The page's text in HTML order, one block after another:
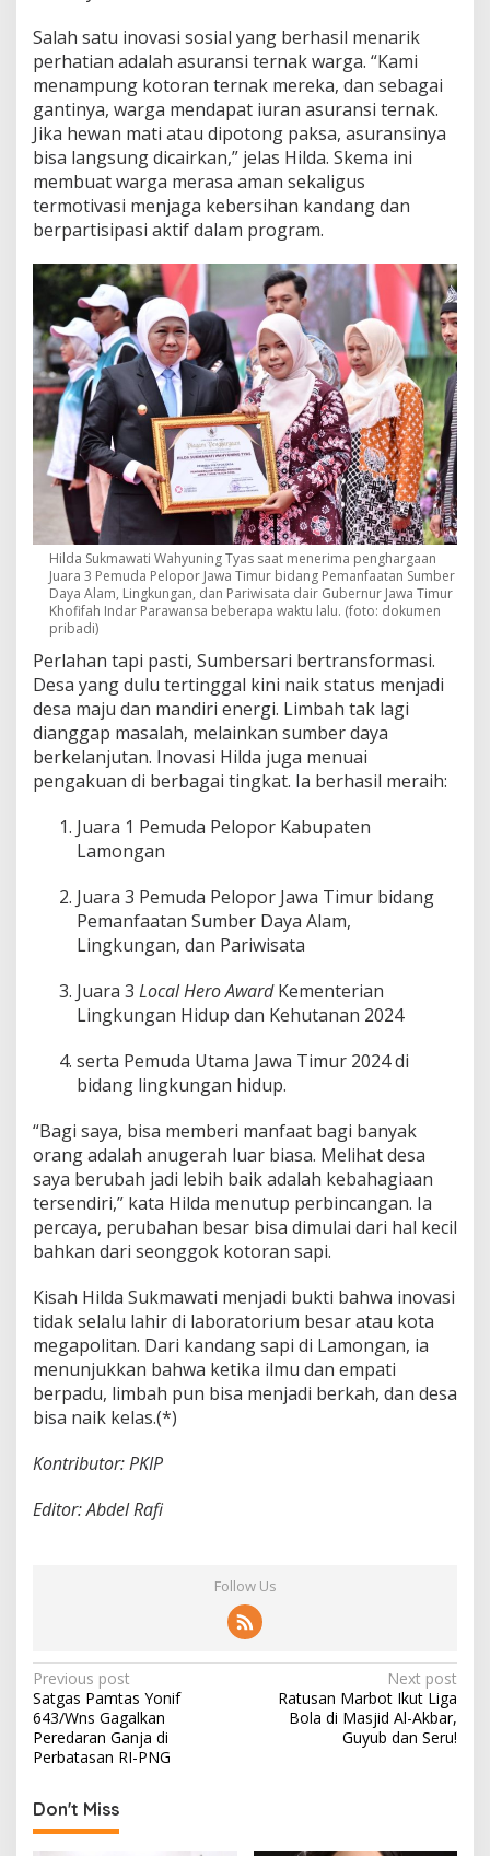
Salah satu inovasi sosial yang berhasil menarik
perhatian adalah asuransi ternak warga. “Kami
menampung kotoran ternak mereka, dan sebagai
gantinya, warga mendapat iuran asuransi ternak.
Jika hewan mati atau dipotong paksa, asuransinya
bisa langsung dicairkan,” jelas Hilda. Skema ini
membuat warga merasa aman sekaligus
termotivasi menjaga kebersihan kandang dan
berpartisipasi aktif dalam program.
Hilda Sukmawati Wahyuning Tyas saat menerima penghargaan
Juara 3 Pemuda Pelopor Jawa Timur bidang Pemanfaatan Sumber
Daya Alam, Lingkungan, dan Pariwisata dair Gubernur Jawa Timur
Khofifah Indar Parawansa beberapa waktu lalu. (foto: dokumen
pribadi)
Perlahan tapi pasti, Sumbersari bertransformasi.
Desa yang dulu tertinggal kini naik status menjadi
desa maju dan mandiri energi. Limbah tak lagi
dianggap masalah, melainkan sumber daya
berkelanjutan. Inovasi Hilda juga menuai
pengakuan di berbagai tingkat. Ia berhasil meraih:
Juara 1 Pemuda Pelopor Kabupaten
Lamongan
Juara 3 Pemuda Pelopor Jawa Timur bidang
Pemanfaatan Sumber Daya Alam,
Lingkungan, dan Pariwisata
Juara 3 Local Hero AwardKementerian
Lingkungan Hidup dan Kehutanan 2024
serta Pemuda Utama Jawa Timur 2024 di
bidang lingkungan hidup.
“Bagi saya, bisa memberi manfaat bagi banyak
orang adalah anugerah luar biasa. Melihat desa
saya berubah jadi lebih baik adalah kebahagiaan
tersendiri,” kata Hilda menutup perbincangan. Ia
percaya, perubahan besar bisa dimulai dari hal kecil
bahkan dari seonggok kotoran sapi.
Kisah Hilda Sukmawati menjadi bukti bahwa inovasi
tidak selalu lahir di laboratorium besar atau kota
megapolitan. Dari kandang sapi di Lamongan, ia
menunjukkan bahwa ketika ilmu dan empati
berpadu, limbah pun bisa menjadi berkah, dan desa
bisa naik kelas.(*)
Kontributor: PKIP
Editor: Abdel Rafi
Follow Us
P
o
s
t
n
a
Previous post
Satgas Pamtas Yonif
643/Wns Gagalkan
Peredaran Ganja di
Perbatasan RI-PNG
Next post
Ratusan Marbot Ikut Liga
Bola di Masjid Al-Akbar,
Guyub dan Seru!
Don't Miss